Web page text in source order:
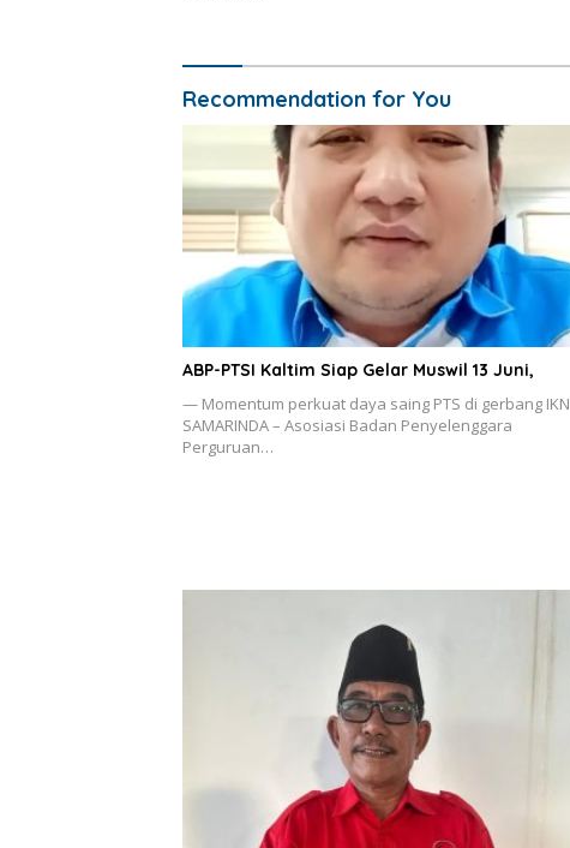
Recommendation for You
ABP-PTSI Kaltim Siap Gelar Muswil 13 Juni,
— Momentum perkuat daya saing PTS di gerbang IKN
SAMARINDA – Asosiasi Badan Penyelenggara
Perguruan…